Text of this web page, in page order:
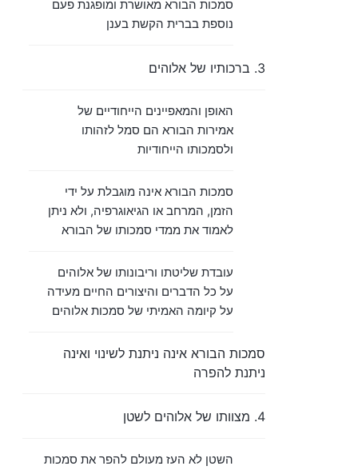
סמכות הבורא מאושרת ומופגנת פעם
נוספת בברית הקשת בענן
3. ברכותיו של אלוהים
האופן והמאפיינים הייחודיים של
אמירות הבורא הם סמל לזהותו
ולסמכותו הייחודיות
סמכות הבורא אינה מוגבלת על ידי
הזמן, המרחב או הגיאוגרפיה, ולא ניתן
לאמוד את ממדי סמכותו של הבורא
עובדת שליטתו וריבונותו של אלוהים
על כל הדברים והיצורים החיים מעידה
על קיומה האמיתי של סמכות אלוהים
סמכות הבורא אינה ניתנת לשינוי ואינה
ניתנת להפרה
4. מצוותו של אלוהים לשטן
השטן לא העז מעולם להפר את סמכות